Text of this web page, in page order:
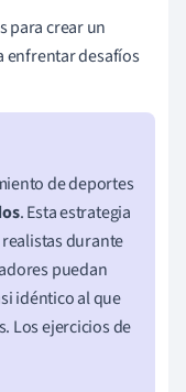
para crear un
enfrentar desafíos
de deportes
. Esta estrategia
durante
puedan
idéntico al que
Los ejercicios de